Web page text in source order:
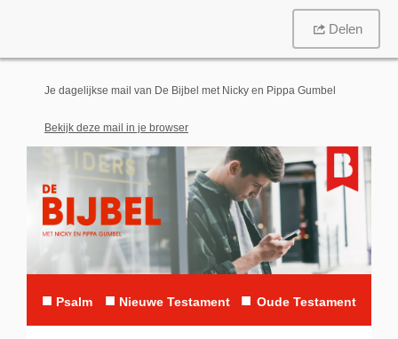
Delen
Je dagelijkse mail van De Bijbel met Nicky en Pippa Gumbel
Bekijk deze mail in je browser
■ Psalm ■ Nieuwe Testament ■ Oude Testament